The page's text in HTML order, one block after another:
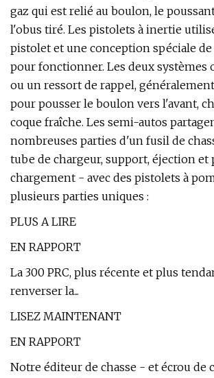
gaz qui est relié au boulon, le
l'obus tiré. Les pistolets à inertie
pistolet et une conception spéciale
pour fonctionner. Les deux systèmes
ou un ressort de rappel,
pour pousser le boulon vers l'avant,
coque fraîche. Les semi-autos
nombreuses parties d'un fusil de
tube de chargeur, support, éjection et
chargement - avec des pistolets à
plusieurs parties uniques :
PLUS A LIRE
EN RAPPORT
La 300 PRC, plus récente et plus
renverser la...
LISEZ MAINTENANT
EN RAPPORT
Notre éditeur de chasse - et écrou de